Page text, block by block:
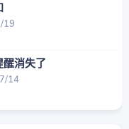
19
醒消失了
14